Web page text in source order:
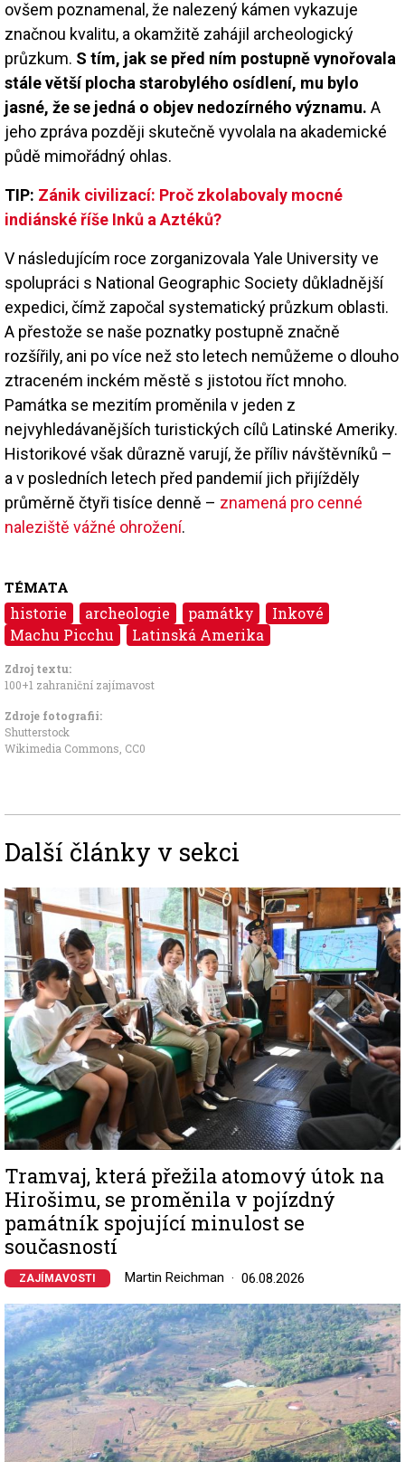
ovšem poznamenal, že nalezený kámen vykazuje
značnou kvalitu, a okamžitě zahájil archeologický
průzkum. S tím, jak se před ním postupně vynořovala
stále větší plocha starobylého osídlení, mu bylo
jasné, že se jedná o objev nedozírného významu. A
jeho zpráva později skutečně vyvolala na akademické
půdě mimořádný ohlas.
TIP: Zánik civilizací: Proč zkolabovaly mocné
indiánské říše Inků a Aztéků?
V následujícím roce zorganizovala Yale University ve
spolupráci s National Geographic Society důkladnější
expedici, čímž započal systematický průzkum oblasti.
A přestože se naše poznatky postupně značně
rozšířily, ani po více než sto letech nemůžeme o dlouho
ztraceném inckém městě s jistotou říct mnoho.
Památka se mezitím proměnila v jeden z
nejvyhledávanějších turistických cílů Latinské Ameriky.
Historikové však důrazně varují, že příliv návštěvníků –
a v posledních letech před pandemií jich přijížděly
průměrně čtyři tisíce denně – znamená pro cenné
naleziště vážné ohrožení.
TÉMATA
historie archeologie památky
Inkové
Machu Picchu
Latinská Amerika
Zdroj textu:
100+1 zahraniční zajímavost
Zdroje fotografii:
Shutterstock
Wikimedia Commons CC0
Další články v sekci
Image
Tramvaj, která přežila atomový útok na
Hirošimu, se proměnila v pojízdný
památník spojující minulost se
současností
ZAJÍMAVOSTI Martin Reichman 06.08.2026
Image